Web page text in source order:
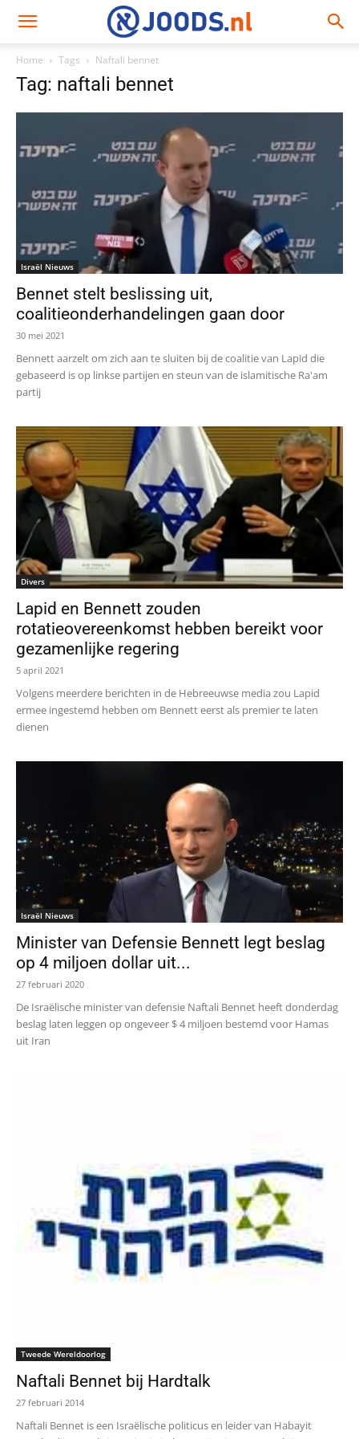
Home Tags Naftali bennet
Tag: naftali bennet
Israël Nieuws
Bennet stelt beslissing uit,
coalitieonderhandelingen gaan door
30 mei 2021
Bennett aarzelt om zich aan te sluiten bij de coalitie van Lapid die
gebaseerd is op linkse partijen en steun van de islamitische Ra'am
partij
Divers
Lapid en Bennett zouden
rotatieovereenkomst hebben bereikt voor
gezamenlijke regering
5 april 2021
Volgens meerdere berichten in de Hebreeuwse media zou Lapid
ermee ingestemd hebben om Bennett eerst als premier te laten
dienen
Israël Nieuws
Minister van Defensie Bennett legt beslag
op 4 miljoen dollar uit...
27 februari 2020
De Israëlische minister van defensie Naftali Bennet heeft donderdag
beslag laten leggen op ongeveer $ 4 miljoen bestemd voor Hamas
uit Iran
Tweede Wereldoorlog
Naftali Bennet bij Hardtalk
27 februari 2014
Naftali Bennet is een Israëlische politicus en leider van Habayit